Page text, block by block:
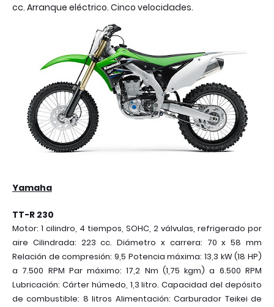
cc. Arranque eléctrico. Cinco velocidades.
Yamaha
TT-R 230
Motor: 1 cilindro, 4 tiempos, SOHC, 2 válvulas, refrigerado por
aire Cilindrada: 223 cc. Diámetro x carrera: 70 x 58 mm
Relación de compresión: 9,5 Potencia máxima: 13,3 kW (18 HP)
a 7.500 RPM Par máximo: 17,2 Nm (1,75 kgm) a 6.500 RPM
Lubricación: Cárter húmedo, 1,3 litro. Capacidad del depósito
de combustible: 8 litros Alimentación: Carburador Teikei de